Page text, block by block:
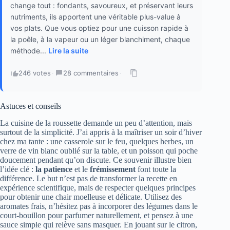
change tout : fondants, savoureux, et préservant leurs
nutriments, ils apportent une véritable plus-value à
vos plats. Que vous optiez pour une cuisson rapide à
la poêle, à la vapeur ou un léger blanchiment, chaque
méthode... Lire la suite
246 votes · 28 commentaires ·
Astuces et conseils
La cuisine de la roussette demande un peu d’attention, mais
surtout de la simplicité. J’ai appris à la maîtriser un soir d’hiver
chez ma tante : une casserole sur le feu, quelques herbes, un
verre de vin blanc oublié sur la table, et un poisson qui poche
doucement pendant qu’on discute. Ce souvenir illustre bien
l’idée clé : la patience et le frémissement font toute la
différence. Le but n’est pas de transformer la recette en
expérience scientifique, mais de respecter quelques principes
pour obtenir une chair moelleuse et délicate. Utilisez des
aromates frais, n’hésitez pas à incorporer des légumes dans le
court-bouillon pour parfumer naturellement, et pensez à une
sauce simple qui relève sans masquer. En jouant sur le citron,